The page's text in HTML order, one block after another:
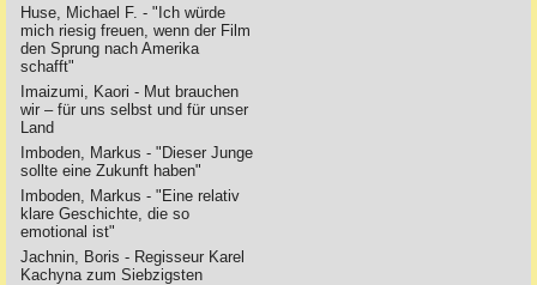
Huse, Michael F. - "Ich würde
mich riesig freuen, wenn der Film
den Sprung nach Amerika
schafft"
Imaizumi, Kaori - Mut brauchen
wir – für uns selbst und für unser
Land
Imboden, Markus - "Dieser Junge
sollte eine Zukunft haben"
Imboden, Markus - "Eine relativ
klare Geschichte, die so
emotional ist"
Jachnin, Boris - Regisseur Karel
Kachyna zum Siebzigsten